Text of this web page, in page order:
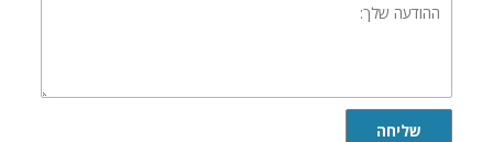
שלך:
שליחה